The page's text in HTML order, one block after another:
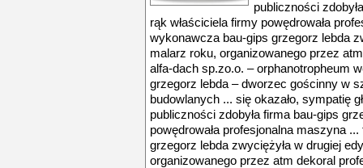
publiczności
rąk właściciela firmy powędrowała
wykonawcza bau-gips grzegorz lebda
malarz roku, organizowanego przez
alfa-dach sp.zo.o. – orphanotropheum
grzegorz lebda – dworzec gościnny w
budowlanych ... się okazało, sympatię
publiczności zdobyła firma bau-gips
powędrowała profesjonalna maszyna
grzegorz lebda zwyciężyła w drugiej
organizowanego przez atm dekoral